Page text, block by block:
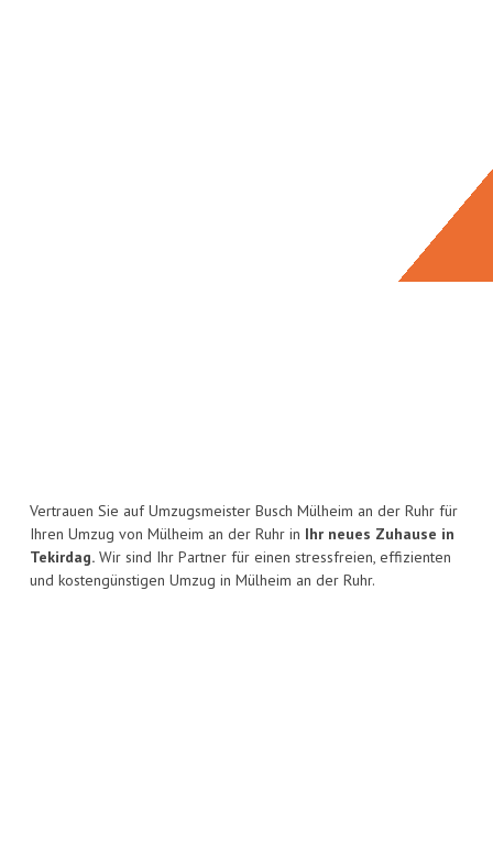
Vertrauen Sie auf Umzugsmeister Busch Mülheim an der Ruhr für
Ihren Umzug von Mülheim an der Ruhr in Ihr neues Zuhause in
Tekirdag. Wir sind Ihr Partner für einen stressfreien, effizienten
und kostengünstigen Umzug in Mülheim an der Ruhr.